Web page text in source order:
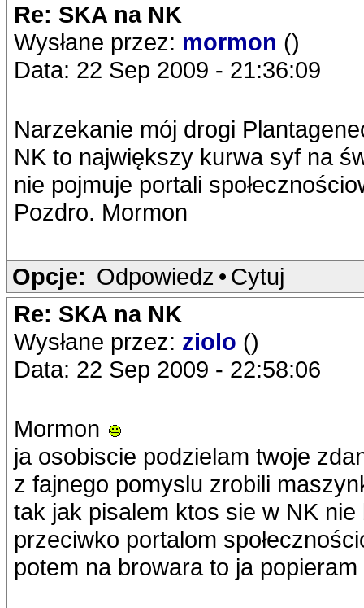
Re: SKA na NK
Wysłane przez: mormon ()
Data: 22 Sep 2009 - 21:36:09
Narzekanie mój drogi
NK to największy kurwa syf na
nie pojmuje portali
Pozdro. Mormon
Opcje: Odpowiedz • Cytuj
Re: SKA na NK
Wysłane przez: ziolo ()
Data: 22 Sep 2009 - 22:58:06
Mormon
ja osobiscie podzielam twoje
z fajnego pomyslu zrobili
tak jak pisalem ktos sie w NK
przeciwko portalom
potem na browara to ja